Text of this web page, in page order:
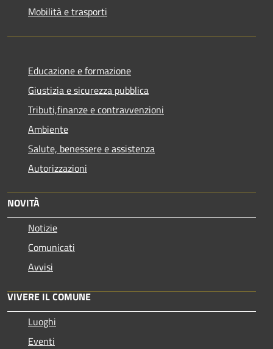
Mobilità e trasporti
Educazione e formazione
Giustizia e sicurezza pubblica
Tributi,finanze e contravvenzioni
Ambiente
Salute, benessere e assistenza
Autorizzazioni
NOVITÀ
Notizie
Comunicati
Avvisi
VIVERE IL COMUNE
Luoghi
Eventi